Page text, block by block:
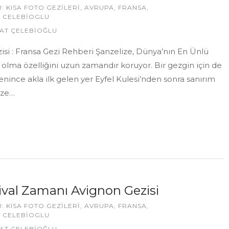
KISA FOTO GEZILERI , AVRUPA, FRANSA,
CELEBIOGLU
ÇELEBİOĞLU
: Fransa Gezi Rehberi Şanzelize, Dünya’nın En Ünlü
olma özelliğini uzun zamandır koruyor. Bir gezgin için de
akla ilk gelen yer Eyfel Kulesi’nden sonra sanırım
Zamanı Avignon Gezisi
KISA FOTO GEZILERI , AVRUPA, FRANSA,
CELEBIOGLU